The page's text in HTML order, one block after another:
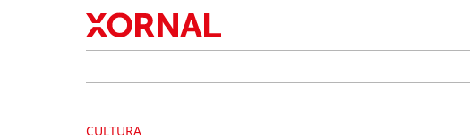
CULTURA